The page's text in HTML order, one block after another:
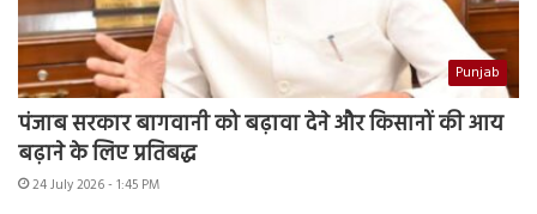
Punjab
पंजाब सरकार बागवानी को बढ़ावा देने और किसानों की आय
बढ़ाने के लिए प्रतिबद्ध
24 July 2026 - 1:45 PM